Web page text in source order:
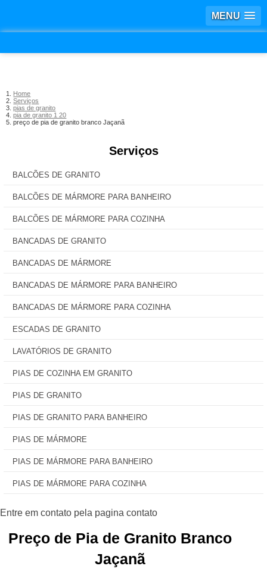
MENU
Home
Serviços
pias de granito
pia de granito 1 20
preço de pia de granito branco Jaçanã
Serviços
BALCÕES DE GRANITO
BALCÕES DE MÁRMORE PARA BANHEIRO
BALCÕES DE MÁRMORE PARA COZINHA
BANCADAS DE GRANITO
BANCADAS DE MÁRMORE
BANCADAS DE MÁRMORE PARA BANHEIRO
BANCADAS DE MÁRMORE PARA COZINHA
ESCADAS DE GRANITO
LAVATÓRIOS DE GRANITO
PIAS DE COZINHA EM GRANITO
PIAS DE GRANITO
PIAS DE GRANITO PARA BANHEIRO
PIAS DE MÁRMORE
PIAS DE MÁRMORE PARA BANHEIRO
PIAS DE MÁRMORE PARA COZINHA
Preço de Pia de Granito Branco
Jaçanã